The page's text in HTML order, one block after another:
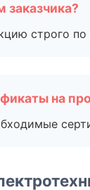
заказчика?
строго
на